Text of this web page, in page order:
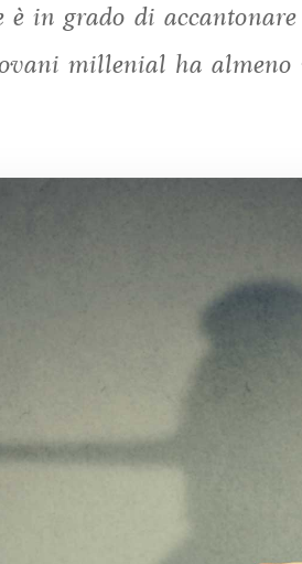
in grado di
millenial ha almeno